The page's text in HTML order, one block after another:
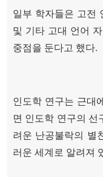
일부 학자들은 고전
및 기타 고대 언어
중점을 둔다고 했다.
인도학 연구는 근대
면 인도학 연구의 선
려운 난공불락의 별
러운 세계로 알려져